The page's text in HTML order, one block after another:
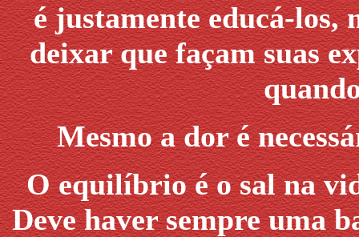
é justamente educá-los,
deixar que façam suas
Mesmo a dor é
O equilíbrio é o sal na
Deve haver sempre uma